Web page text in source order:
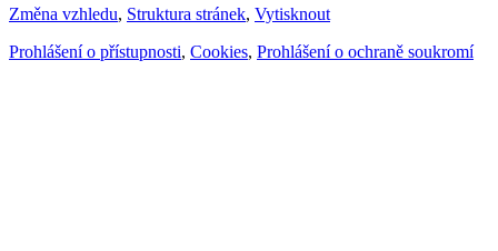
Změna vzhledu, Struktura stránek, Vytisknout
Prohlášení o přístupnosti, Cookies, Prohlášení o ochraně soukromí